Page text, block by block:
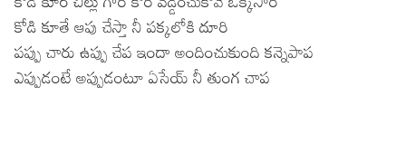
కోడి కూతే ఆపు చేస్తా నీ పక్కలోకి దూరి
పప్పు చారు ఉప్పు చేప ఇందా అందించుకుంది కన్నెపాప
ఎప్పుడంటే అప్పుడంటూ ఏసేయ్ నీ తుంగ చాప